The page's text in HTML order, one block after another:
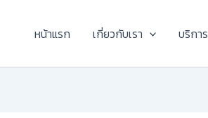
หน้าแรก เกี่ยวกับเรา บริการ